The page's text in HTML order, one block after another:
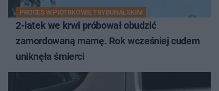
PROCES W PIOTRKOWIE TRYBUNALSKIM
2-latek we krwi próbował obudzić
zamordowaną mamę. Rok wcześniej cudem
uniknęła śmierci